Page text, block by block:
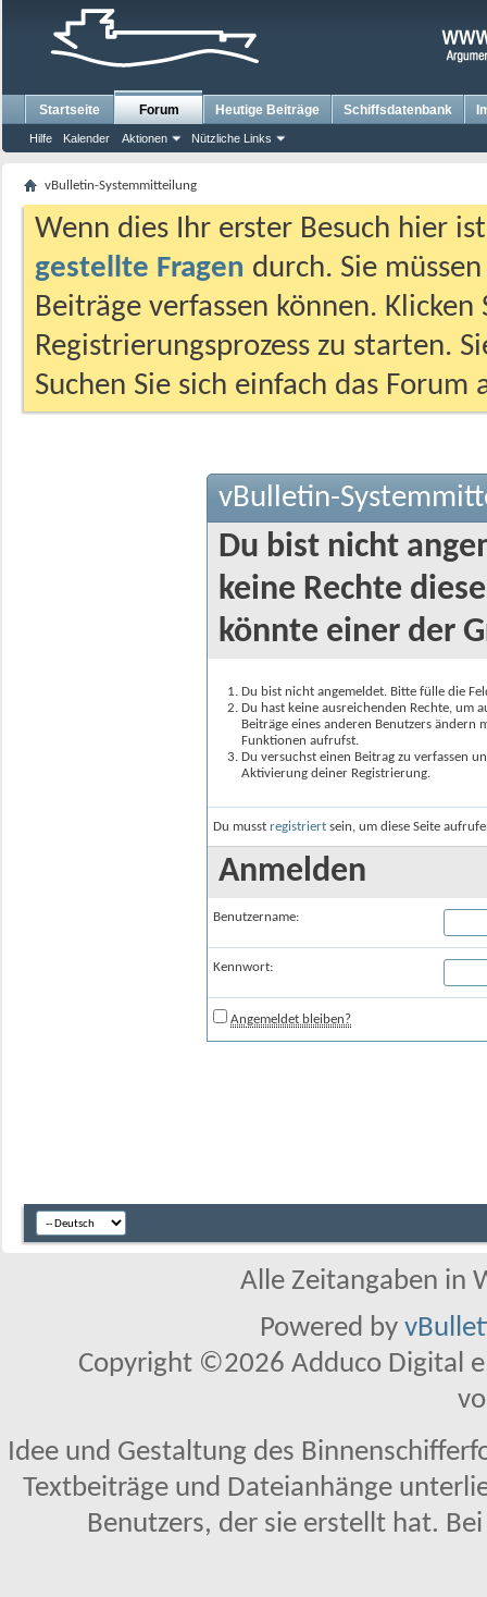
Startseite Forum
Hilfe Kalender Aktionen Nützliche Links
Heutige Beiträge Schiffsdatenbank
vBulletin-Systemmitteilung
Wenn dies Ihr erster Besuch hier
gestellte Fragen durch. Sie
Beiträge verfassen können.
Registrierungsprozess zu starten.
Suchen Sie sich einfach das
vBulletin-
Du bist nicht
keine Rechte
könnte einer der
Du bist nicht angemeldet. Bitte fülle die
Du hast keine ausreichenden Rechte, um
Beiträge eines anderen Benutzers
Funktionen aufrufst.
Du versuchst einen Beitrag zu verfassen
Aktivierung deiner Registrierung.
Du musst registriert sein, um diese Seite
Anmelden
Benutzername:
Kennwort:
Angemeldet bleiben?
Alle Zeitangaben in
Powered by
Copyright ©2026 Adduco Digital
Idee und Gestaltung des
Textbeiträge und Dateianhänge
Benutzers, der sie erstellt hat.